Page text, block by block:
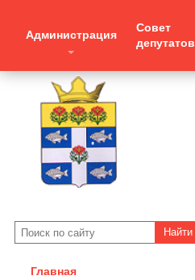
Администрация
Совет
депутатов
Главная